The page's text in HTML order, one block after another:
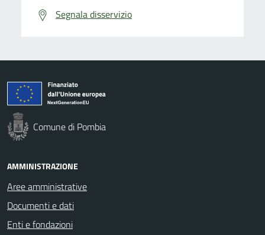
Segnala disservizio
Comune di Pombia
AMMINISTRAZIONE
Aree amministrative
Documenti e dati
Enti e fondazioni